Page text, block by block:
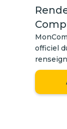
officiel